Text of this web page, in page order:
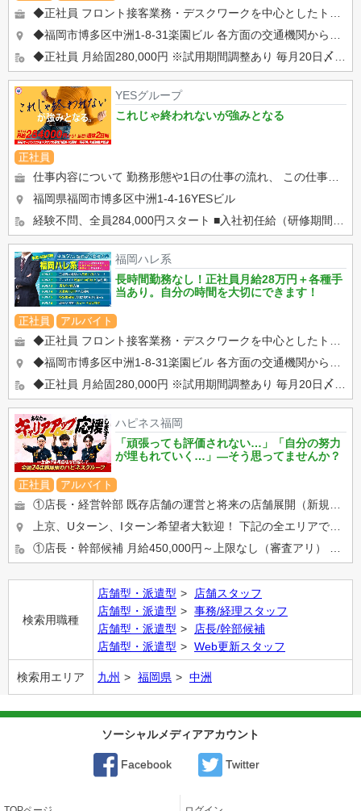
YESグループ
これじゃ終われないが強みとなる
正社員
福岡県福岡市博多区中洲1-4-16YESビル
福岡ハレ系
長時間勤務なし！正社員月給28万円＋各種手
当あり。自分の時間を大切にできます！
正社員 アルバイト
ハピネス福岡
「頑張っても評価されない…」「自分の努力
が埋もれていく…」―そう思ってませんか？
正社員 アルバイト
検索用職種
店舗型・派遣型
店舗スタッフ
店舗型・派遣型
事務/経理スタッフ
店舗型・派遣型
店長/幹部候補
店舗型・派遣型
Web更新スタッフ
検索用エリア 九州 福岡県 中洲
ソーシャルメディアアカウント
Facebook Twitter